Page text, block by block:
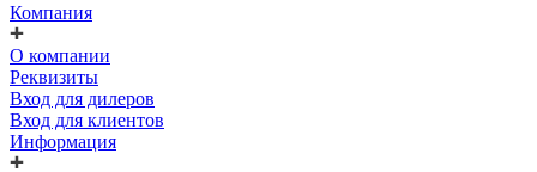
Компания
О компании
Реквизиты
Вход для дилеров
Вход для клиентов
Информация